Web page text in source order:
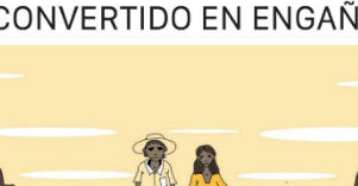
TODOS LOS SUPLEMENTOS